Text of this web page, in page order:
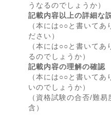
うなるのでしょうか）
記載内容以上の詳細な
（本には○○と書いてあ
ださい）
（本には○○と書いて
るのでしょうか）
記載内容の理解の確認
（本には○○と書いて
いのでしょうか）
（資格試験の合否/難
含）